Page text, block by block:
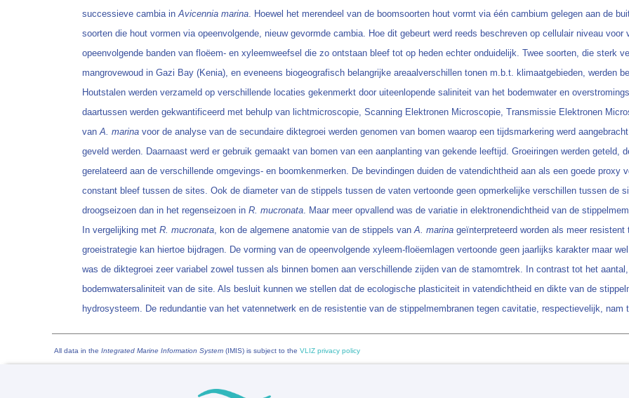
successieve cambia inAvicennia marina. Hoewel het merendeel van de boomsoorten hout vormt via één cambium gelegen aan de
soorten die hout vormen via opeenvolgende, nieuw gevormde cambia. Hoe dit gebeurt werd reeds beschreven op cellulair niveau
opeenvolgende banden van floëem- en xyleemweefsel die zo ontstaan bleef tot op heden echter onduidelijk. Twee soorten, die sterk
mangrovewoud in Gazi Bay (Kenia), en eveneens biogeografisch belangrijke areaalverschillen tonen m.b.t. klimaatgebieden, werden
Houtstalen werden verzameld op verschillende locaties gekenmerkt door uiteenlopende saliniteit van het bodemwater en
daartussen werden gekwantificeerd met behulp van lichtmicroscopie, Scanning Elektronen Microscopie, Transmissie Elektronen
vanA. marina voor de analyse van de secundaire diktegroei werden genomen van bomen waarop een tijdsmarkering werd
geveld werden. Daarnaast werd er gebruik gemaakt van bomen van een aanplanting van gekende leeftijd. Groeiringen werden geteld,
gerelateerd aan de verschillende omgevings- en boomkenmerken. De bevindingen duiden de vatendichtheid aan als een goede
constant bleef tussen de sites. Ook de diameter van de stippels tussen de vaten vertoonde geen opmerkelijke verschillen tussen de
droogseizoen dan in het regenseizoen in R. mucronata. Maar meer opvallend was de variatie in elektronendichtheid van de
In vergelijking met R. mucronata, kon de algemene anatomie van de stippels vanA. marina geïnterpreteerd worden als meer
groeistrategie kan hiertoe bijdragen. De vorming van de opeenvolgende xyleem-floëemlagen vertoonde geen jaarlijks karakter maar
was de diktegroei zeer variabel zowel tussen als binnen bomen aan verschillende zijden van de stamomtrek. In contrast tot het
bodemwatersaliniteit van de site. Als besluit kunnen we stellen dat de ecologische plasticiteit in vatendichtheid en dikte van de
hydrosysteem. De redundantie van het vatennetwerk en de resistentie van de stippelmembranen tegen cavitatie, respectievelijk,
All data in the Integrated Marine Information System (IMIS) is subject to the VLIZ privacy policy